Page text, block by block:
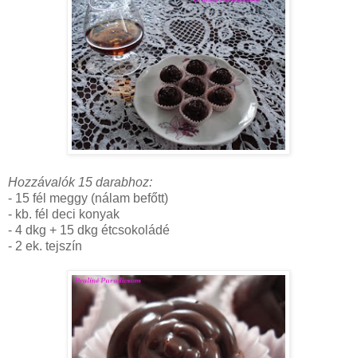
Hozzávalók 15 darabhoz:
- 15 fél meggy (nálam befőtt)
- kb. fél deci konyak
- 4 dkg + 15 dkg étcsokoládé
- 2 ek. tejszín